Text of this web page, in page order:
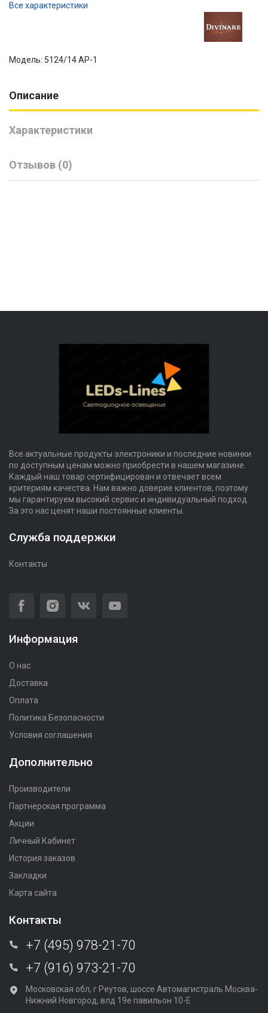
Все характеристики
Модель: 5124/14 AP-1
Описание
Характеристики
Отзывов (0)
Все актуальные продукты электроники и последние новинки
по доступным ценам можно приобрести в нашем магазине.
Каждый наш товар сертифицирован и отвечает всем
критериям качества. Нам важно доверие клиентов, поэтому
мы гарантируем высокий сервис и индивидуальный подход.
За это нас ценят наши постоянные клиенты.
Служба поддержки
Контакты
Информация
О нас
Доставка
Оплата
Политика Безопасности
Условия соглашения
Дополнительно
Производители
Партнерская программа
Акции
Личный Кабинет
История заказов
Закладки
Карта сайта
Контакты
+7 (495) 978-21-70
+7 (916) 973-21-70
Московская обл, г Реутов, шоссе Автомагистраль Москва-
Нижний Новгород, влд 19е павильон 10-Е